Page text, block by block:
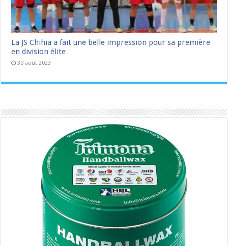
La JS Chihia a fait une belle impression pour sa première
en division élite
30 août 2023